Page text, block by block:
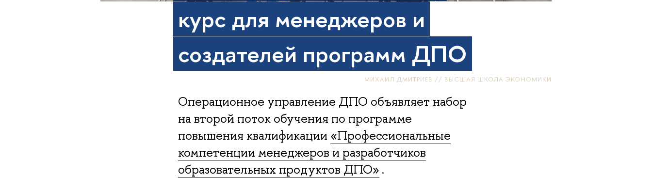
курс для менеджеров и
создателей программ ДПО
МИХАИЛ ДМИТРИЕВ // ВЫСШАЯ ШКОЛА ЭКОНОМИКИ
Операционное управление ДПО объявляет набор
на второй поток обучения по программе
повышения квалификации «Профессиональные
компетенции менеджеров и разработчиков
образовательных продуктов ДПО» .